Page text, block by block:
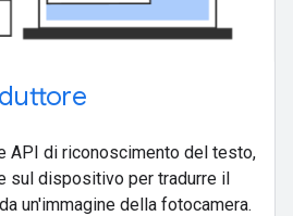
API di riconoscimento del testo,
sul dispositivo per tradurre il
un'immagine della fotocamera.